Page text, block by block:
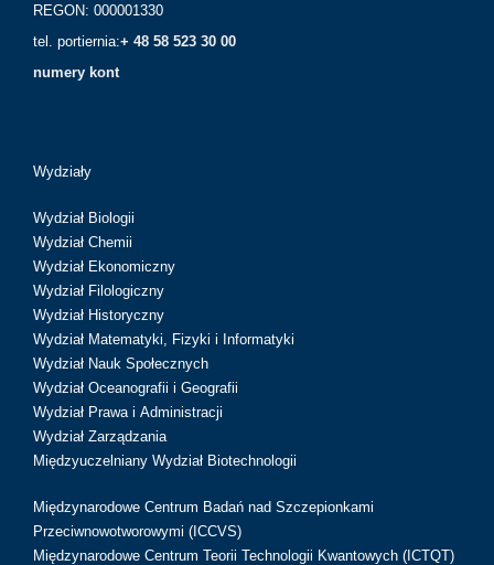
REGON: 000001330
tel. portiernia:+ 48 58 523 30 00
numery kont
Wydziały
Wydział Biologii
Wydział Chemii
Wydział Ekonomiczny
Wydział Filologiczny
Wydział Historyczny
Wydział Matematyki, Fizyki i Informatyki
Wydział Nauk Społecznych
Wydział Oceanografii i Geografii
Wydział Prawa i Administracji
Wydział Zarządzania
Międzyuczelniany Wydział Biotechnologii
Międzynarodowe Centrum Badań nad Szczepionkami
Przeciwnowotworowymi (ICCVS)
Międzynarodowe Centrum Teorii Technologii Kwantowych (ICTQT)